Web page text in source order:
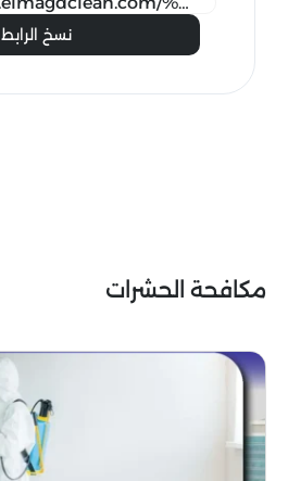
نسخ الرابط
مكافحة الحشرات